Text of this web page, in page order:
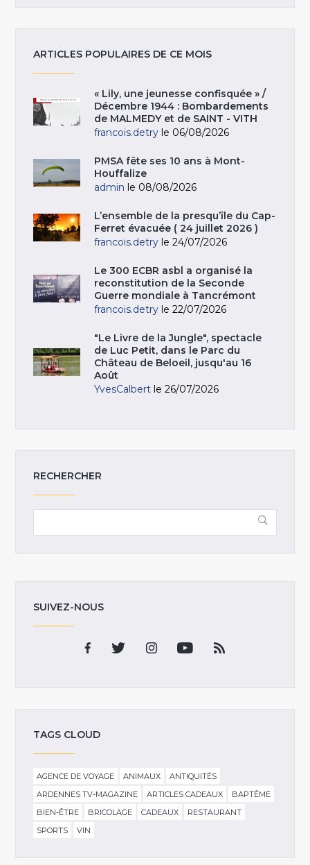
ARTICLES POPULAIRES DE CE MOIS
« Lily, une jeunesse confisquée » /
Décembre 1944 : Bombardements
de MALMEDY et de SAINT - VITH
francois.detry le 06/08/2026
PMSA fête ses 10 ans à Mont-
Houffalize
admin le 08/08/2026
L’ensemble de la presqu’île du Cap-
Ferret évacuée ( 24 juillet 2026 )
francois.detry le 24/07/2026
Le 300 ECBR asbl a organisé la
reconstitution de la Seconde
Guerre mondiale à Tancrémont
francois.detry le 22/07/2026
"Le Livre de la Jungle", spectacle
de Luc Petit, dans le Parc du
Château de Beloeil, jusqu'au 16
Août
YvesCalbert le 26/07/2026
RECHERCHER
SUIVEZ-NOUS
TAGS CLOUD
AGENCE DE VOYAGE ANIMAUX
ANTIQUITÉS
ARDENNES TV-MAGAZINE
ARTICLES CADEAUX
BAPTÊME
BIEN-ÊTRE
BRICOLAGE CADEAUX
RESTAURANT
SPORTS
VIN